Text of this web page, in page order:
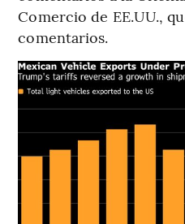
Comercio de EE.UU.,
comentarios.